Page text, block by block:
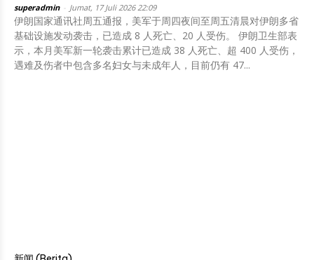
superadmin Jumat, 17 Juli 2026 22:09
伊朗国家通讯社周五通报，美军于周四夜间至周五清晨对伊朗多省
基础设施发动袭击，已造成 8 人死亡、20 人受伤。 伊朗卫生部表
示，本月美军新一轮袭击累计已造成 38 人死亡、超 400 人受伤，
遇难及伤者中包含多名妇女与未成年人，目前仍有 47...